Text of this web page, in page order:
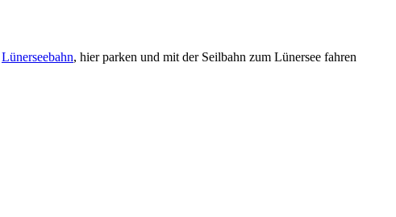
Lünerseebahn, hier parken und mit der Seilbahn zum Lünersee fahren